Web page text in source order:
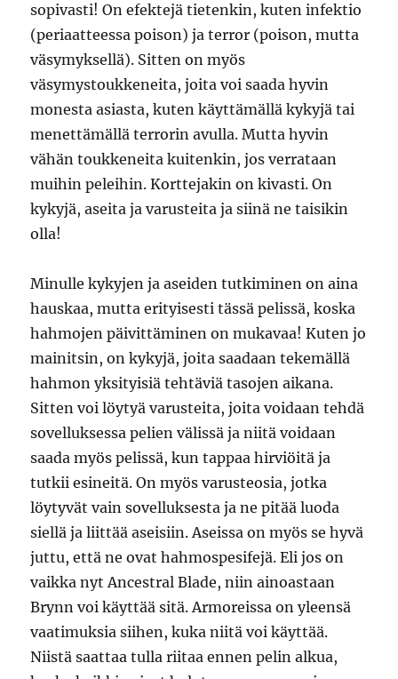
sopivasti! On efektejä tietenkin, kuten infektio
(periaatteessa poison) ja terror (poison, mutta
väsymyksellä). Sitten on myös
väsymystoukkeneita, joita voi saada hyvin
monesta asiasta, kuten käyttämällä kykyjä tai
menettämällä terrorin avulla. Mutta hyvin
vähän toukkeneita kuitenkin, jos verrataan
muihin peleihin. Korttejakin on kivasti. On
kykyjä, aseita ja varusteita ja siinä ne taisikin
olla!
Minulle kykyjen ja aseiden tutkiminen on aina
hauskaa, mutta erityisesti tässä pelissä, koska
hahmojen päivittäminen on mukavaa! Kuten jo
mainitsin, on kykyjä, joita saadaan tekemällä
hahmon yksityisiä tehtäviä tasojen aikana.
Sitten voi löytyä varusteita, joita voidaan tehdä
sovelluksessa pelien välissä ja niitä voidaan
saada myös pelissä, kun tappaa hirviöitä ja
tutkii esineitä. On myös varusteosia, jotka
löytyvät vain sovelluksesta ja ne pitää luoda
siellä ja liittää aseisiin. Aseissa on myös se hyvä
juttu, että ne ovat hahmospesifejä. Eli jos on
vaikka nyt Ancestral Blade, niin ainoastaan
Brynn voi käyttää sitä. Armoreissa on yleensä
vaatimuksia siihen, kuka niitä voi käyttää.
Niistä saattaa tulla riitaa ennen pelin alkua,